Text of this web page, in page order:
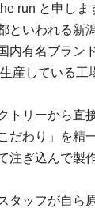
run と申しま
といわれる新
内有名ブラン
産している工
トリーから直
だわり」を精
注ぎ込んで製
タッフが自ら